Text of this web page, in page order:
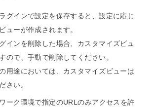
グインで設定を保存すると、設定に応じ
ューが作成されます。
インを削除した場合、カスタマイズビュ
ので、手動で削除してください。
用途においては、カスタマイズビューは
さい。
ーク環境で指定のURLのみアクセスを許